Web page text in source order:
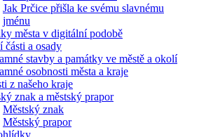
Jak Prčice přišla ke svému slavnému
jménu
města v digitální podobě
části a osady
stavby a památky ve městě a okolí
osobnosti města a kraje
z našeho kraje
znak a městský prapor
Městský znak
Městský prapor